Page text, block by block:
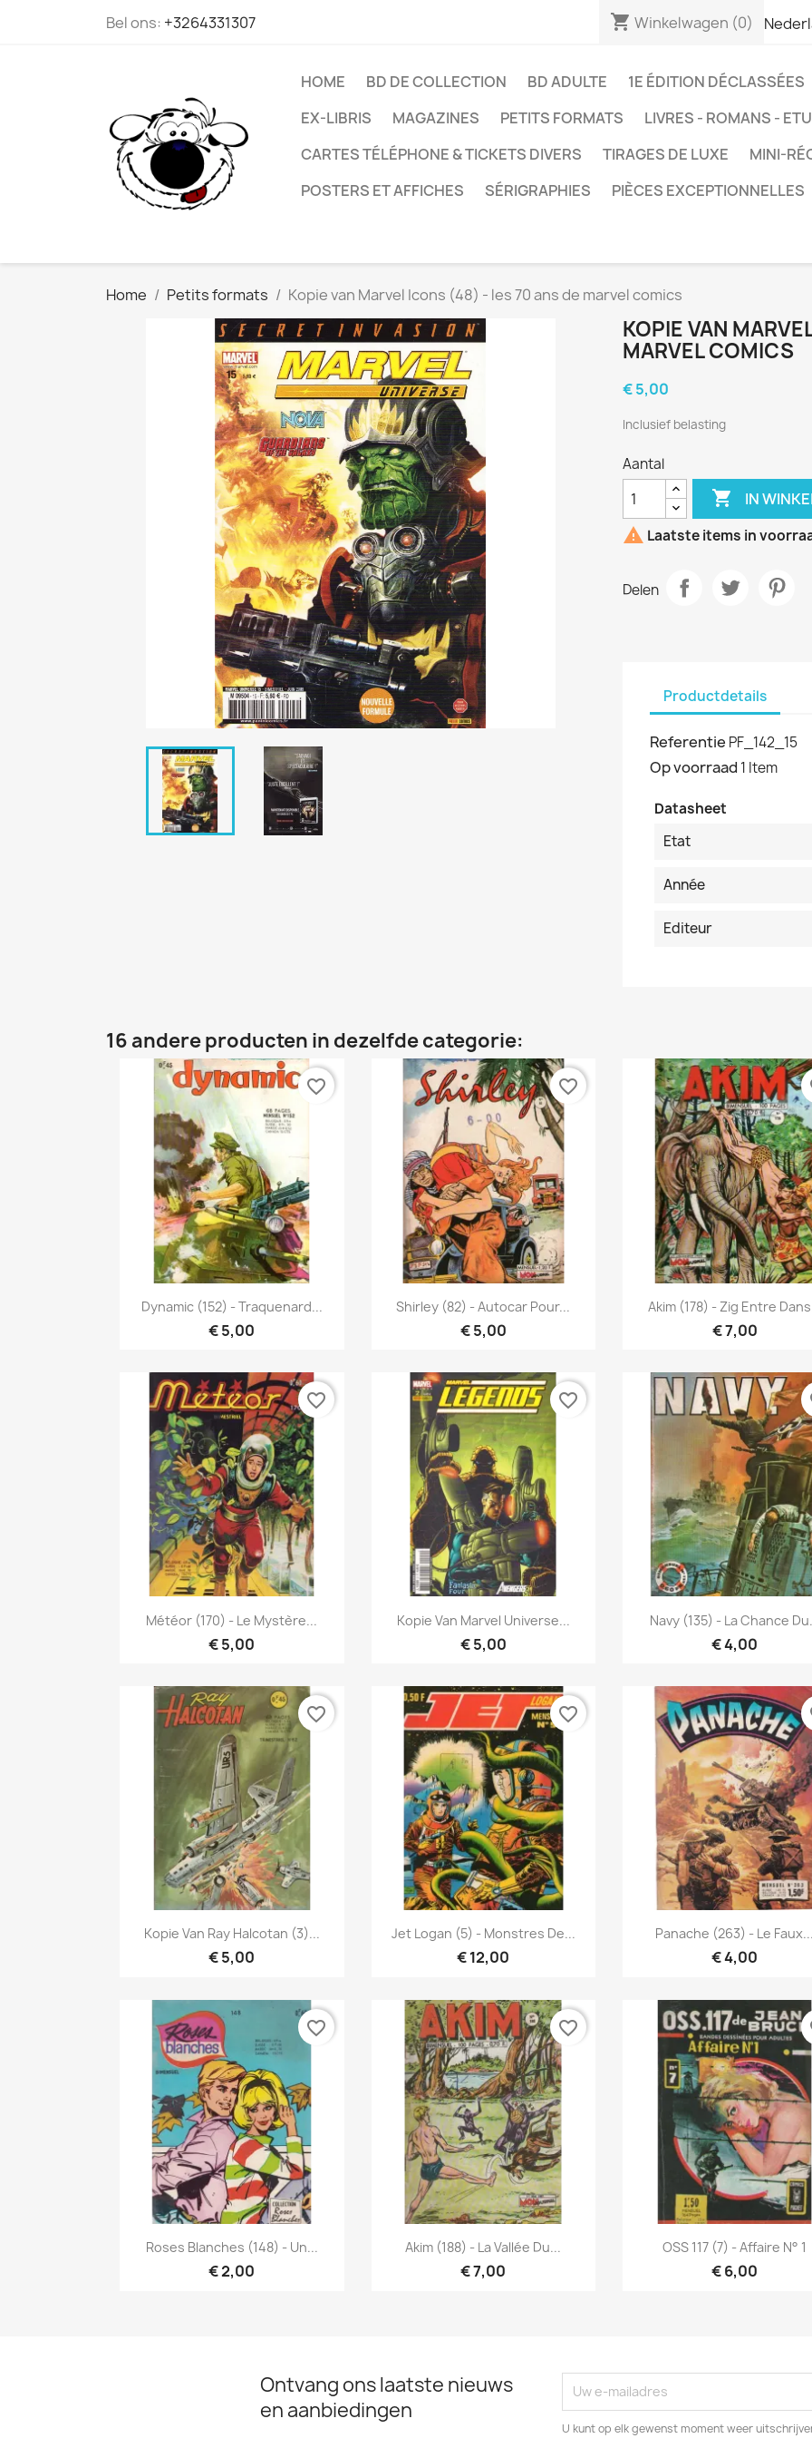
Bel ons: +3264331307 shopping_cart Winkelwagen (0)
HOME BD DE COLLECTION BD ADULTE 1E ÉDITION DÉCLASSÉES
EX-LIBRIS
MAGAZINES PETITS FORMATS LIVRES - ROMANS -
CARTES TÉLÉPHONE & TICKETS DIVERS
TIRAGES DE LUXE
MINI-
POSTERS ET AFFICHES
SÉRIGRAPHIES PIÈCES EXCEPTIONNELLES
Home Petits formats Kopie van Marvel Icons (48) - les 70 ans de marvel comics
KOPIE VAN
MARVEL COMICS
€ 5,00
Inclusief belasting
Aantal
 IN
 Laatste items in
Delen
Productdetails
Referentie PF_142_15
Op voorraad 1 Item
Datasheet
Etat
Année
Editeur
16 andere producten in dezelfde categorie:
 Snel bekijken
Dynamic (152) - Traquenard...
€ 5,00
favorite_border
Snel bekijken
Shirley (82) - Autocar Pour...
€ 5,00
favorite_border
Snel bekijken
Akim (178) - Zig Entre
€ 7,00
 Snel bekijken
Météor (170) - Le Mystère...
€ 5,00
favorite_border
Snel bekijken
Kopie Van Marvel Universe...
€ 5,00
favorite_border
Snel bekijken
Navy (135) - La Chance
€ 4,00
Snel bekijken
Kopie Van Ray Halcotan (3)...
€ 5,00
favorite_border
Snel bekijken
Jet Logan (5) - Monstres De...
€ 12,00
favorite_border
Snel bekijken
Panache (263) - Le Faux...
€ 4,00
Snel bekijken
Roses Blanches (148) - Un...
€ 2,00
favorite_border
Snel bekijken
Akim (188) - La Vallée Du...
€ 7,00
favorite_border
Snel bekijken
OSS 117 (7) - Affaire N° 1
€ 6,00
Ontvang ons laatste nieuws
en aanbiedingen
U kunt op elk gewenst moment weer